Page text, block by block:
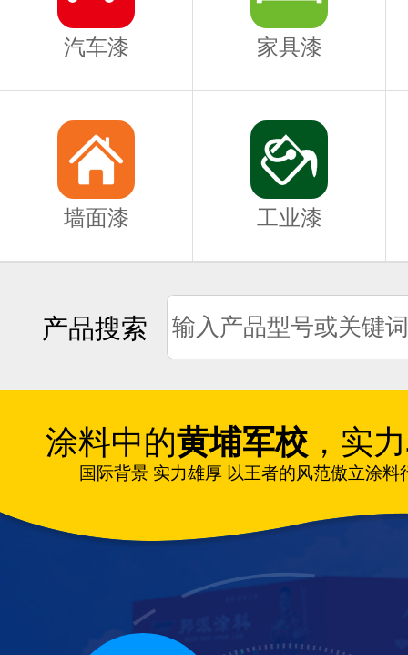
汽车漆 家具漆
墙面漆 工业漆
产品搜索
涂料中的黄埔军校 ，实力
国际背景 实力雄厚 以王者的风范傲立涂料